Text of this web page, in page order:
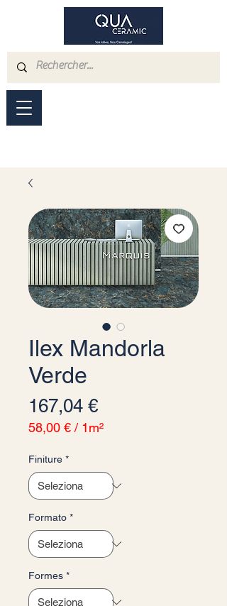
Ilex Mandorla
Verde
167,04 €Prezzo
58,00 € / 1m²
ogni
1
Metro
Finiture *
Formato *
Formes *